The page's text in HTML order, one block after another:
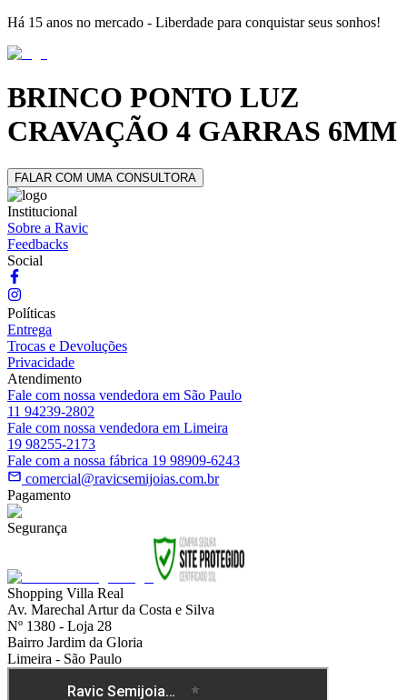
Há 15 anos no mercado - Liberdade para conquistar seus sonhos!
BRINCO PONTO LUZ
CRAVAÇÃO 4 GARRAS 6MM
FALAR COM UMA CONSULTORA
Institucional
Sobre a Ravic
Feedbacks
Social
Políticas
Entrega
Trocas e Devoluções
Privacidade
Atendimento
Fale com nossa vendedora em São Paulo
11 94239-2802
Fale com nossa vendedora em Limeira
19 98255-2173
Fale com a nossa fábrica 19 98909-6243
comercial@ravicsemijoias.com.br
Pagamento
Segurança
Shopping Villa Real
Av. Marechal Artur da Costa e Silva
Nº 1380 - Loja 28
Bairro Jardim da Gloria
Limeira - São Paulo